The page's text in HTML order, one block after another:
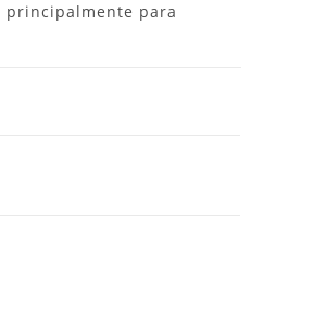
principalmente para